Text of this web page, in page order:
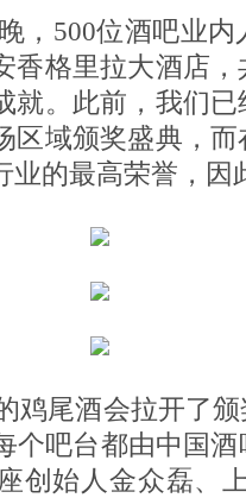
，500位酒吧业
香格里拉大酒店
就。此前，我们
区域颁奖盛典，
业的最高荣誉，因
鸡尾酒会拉开了
个吧台都由中国
创始人金众磊、